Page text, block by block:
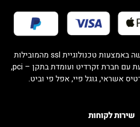
שירות לקוחות
אתרינו מאובטח לרכישה באמצעות טכנולוגיית ssl מהמובילות
בעולם. הסליקה מתבצעת עם חברת זקרדיט ועומדת בתקן – pci,
אשראי, גוגל פיי, אפל פי וביט.